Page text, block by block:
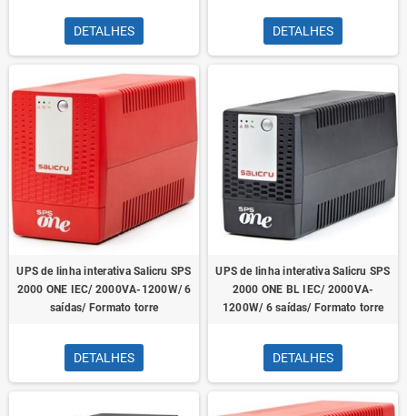
DETALHES DETALHES
UPS de linha interativa Salicru SPS
2000 ONE IEC/ 2000VA-1200W/ 6
saídas/ Formato torre
DETALHES
UPS de linha interativa Salicru SPS
2000 ONE BL IEC/ 2000VA-
1200W/ 6 saídas/ Formato torre
DETALHES